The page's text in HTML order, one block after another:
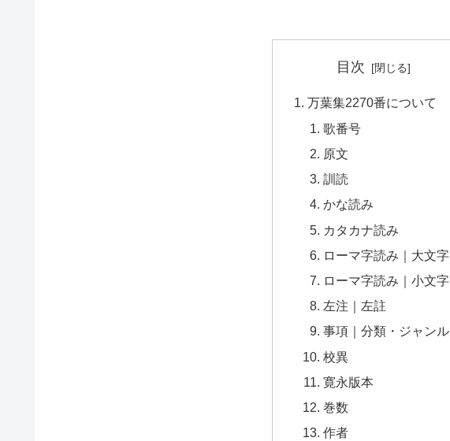
目次
万葉集2270番について
歌番号
原文
訓読
かな読み
カタカナ読み
ローマ字読み｜大文字
ローマ字読み｜小文字
左注｜左註
事項｜分類・ジャンル
校異
寛永版本
巻数
作者